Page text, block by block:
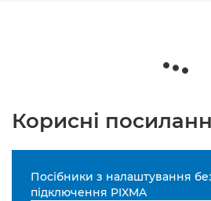
Корисні
Посібники з налаштування
підключення PIXMA